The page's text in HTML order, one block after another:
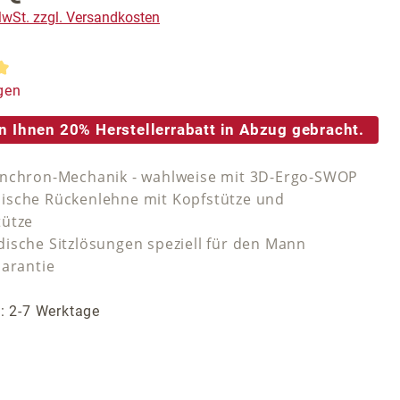
zzgl. Versandkosten
Bewertung von 5 von 5 Sternen
Ihnen 20% Herstellerrabatt in Abzug gebracht.
Mechanik - wahlweise mit 3D-Ergo-SWOP
Rückenlehne mit Kopfstütze und
Sitzlösungen speziell für den Mann
2-7 Werktage